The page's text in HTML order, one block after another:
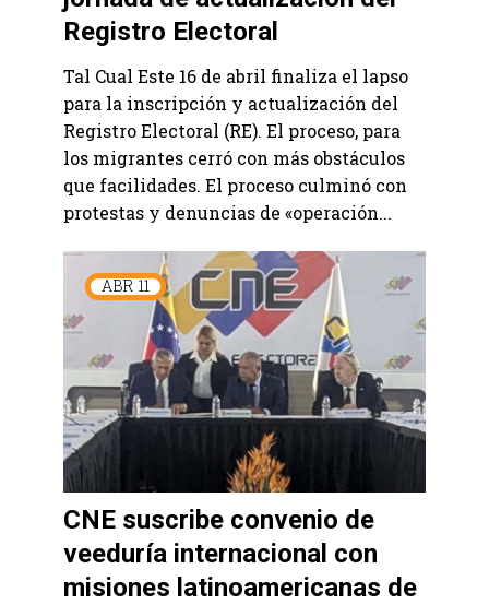
Registro Electoral
Tal Cual Este 16 de abril finaliza el lapso
para la inscripción y actualización del
Registro Electoral (RE). El proceso, para
los migrantes cerró con más obstáculos
que facilidades. El proceso culminó con
protestas y denuncias de «operación...
ABR 11
CNE suscribe convenio de
veeduría internacional con
misiones latinoamericanas de